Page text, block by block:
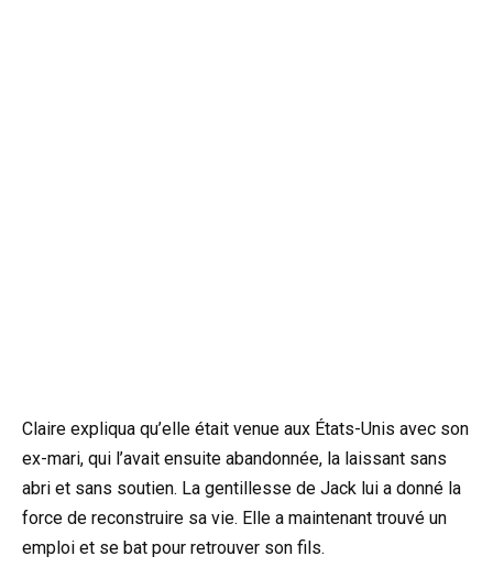
Claire expliqua qu’elle était venue aux États-Unis avec son
ex-mari, qui l’avait ensuite abandonnée, la laissant sans
abri et sans soutien. La gentillesse de Jack lui a donné la
force de reconstruire sa vie. Elle a maintenant trouvé un
emploi et se bat pour retrouver son fils.